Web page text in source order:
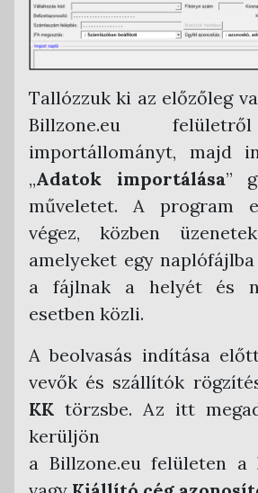
Tallózzuk ki az előzőleg
Billzone.eu
importállományt, majd
„Adatok importálása”
műveletet. A program
végez, közben
amelyeket egy
a fájlnak a helyét és
esetben közli.
A beolvasás indítása
vevők és szállítók
KK törzsbe. Az itt
kerüljön
a Billzone.eu felületen a